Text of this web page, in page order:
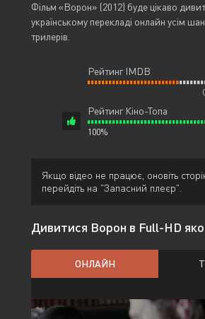
Фільм «Ворон» (2012) буде цікаво
українському перекладі онлайн усім
трилерів.
Рейтинг IMDB
Рейтинг Кіно-Топа
100%
Якщо відео не працює, оновіть
перейдіть на "Запасний плеєр".
Дивитися Ворон в Full-HD
ОНЛАЙН